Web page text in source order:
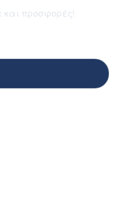
προσφορές!